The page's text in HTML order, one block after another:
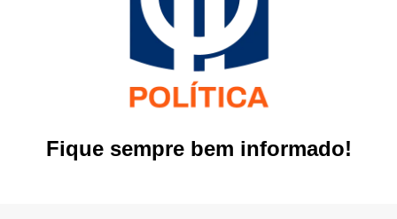
Fique sempre bem informado!